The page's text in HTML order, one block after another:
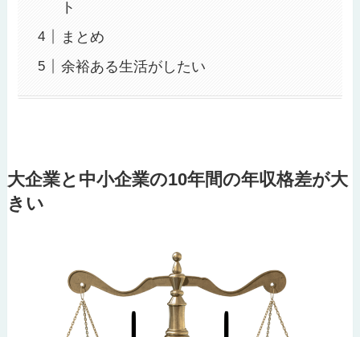
ト
まとめ
余裕ある生活がしたい
大企業と中小企業の10年間の年収格差が大
きい